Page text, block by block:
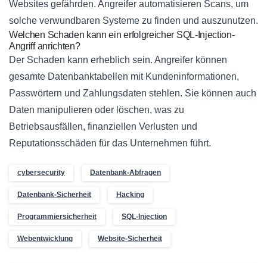
Websites gefährden. Angreifer automatisieren Scans, um
solche verwundbaren Systeme zu finden und auszunutzen.
Welchen Schaden kann ein erfolgreicher SQL-Injection-
Angriff anrichten?
Der Schaden kann erheblich sein. Angreifer können
gesamte Datenbanktabellen mit Kundeninformationen,
Passwörtern und Zahlungsdaten stehlen. Sie können auch
Daten manipulieren oder löschen, was zu
Betriebsausfällen, finanziellen Verlusten und
Reputationsschäden für das Unternehmen führt.
cybersecurity Datenbank-Abfragen
Datenbank-Sicherheit Hacking
Programmiersicherheit SQL-Injection
Webentwicklung Website-Sicherheit